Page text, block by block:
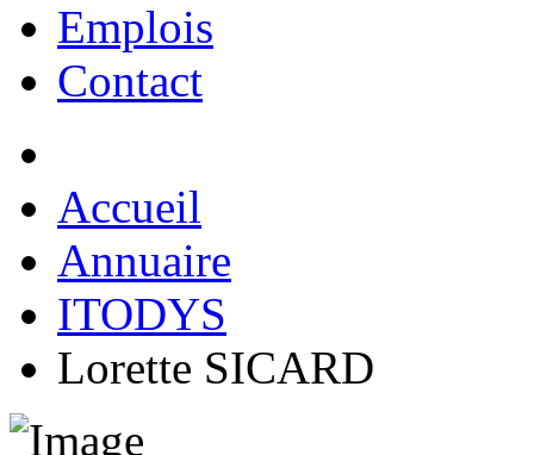
Emplois
Contact
Accueil
Annuaire
ITODYS
Lorette SICARD